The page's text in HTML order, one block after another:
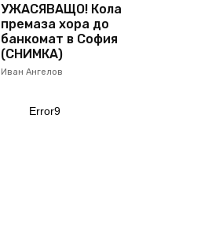
УЖАСЯВАЩО! Кола
премаза хора до
банкомат в София
(СНИМКА)
Иван Ангелов
Error9